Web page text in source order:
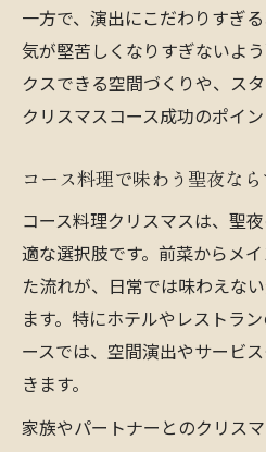
一方で、演出にこだわりすぎ
気が堅苦しくなりすぎないよ
クスできる空間づくりや、ス
クリスマスコース成功のポイン
コース料理で味わう聖夜な
コース料理クリスマスは、聖
適な選択肢です。前菜からメ
た流れが、日常では味わえな
ます。特にホテルやレストラ
ースでは、空間演出やサービ
きます。
家族やパートナーとのクリス